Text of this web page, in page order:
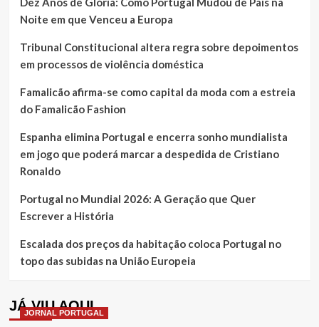
Noite em que Venceu a Europa
Tribunal Constitucional altera regra sobre depoimentos
em processos de violência doméstica
Famalicão afirma-se como capital da moda com a estreia
do Famalicão Fashion
Espanha elimina Portugal e encerra sonho mundialista
em jogo que poderá marcar a despedida de Cristiano
Ronaldo
Portugal no Mundial 2026: A Geração que Quer
Escrever a História
Escalada dos preços da habitação coloca Portugal no
topo das subidas na União Europeia
JÁ VIU AQUI
JORNAL PORTUGAL